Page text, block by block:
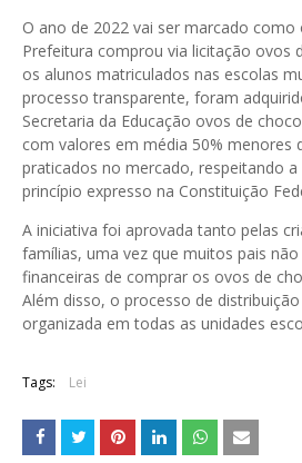
O ano de 2022 vai ser marcado
Prefeitura comprou via licitação ovos
os alunos matriculados nas escolas
processo transparente, foram
Secretaria da Educação ovos de
com valores em média 50% menores
praticados no mercado, respeitando
princípio expresso na Constituição
A iniciativa foi aprovada tanto pelas
famílias, uma vez que muitos pais
financeiras de comprar os ovos de
Além disso, o processo de
organizada em todas as unidades
Tags: Lei